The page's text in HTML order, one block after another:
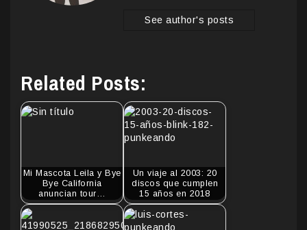
See author's posts
Related Posts:
Mi Mascota Leila y Bye
Bye California
anuncian tour…
Un viaje al 2003: 20
discos que cumplen
15 años en 2018